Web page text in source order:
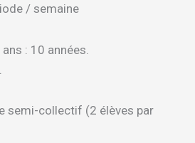
/ semaine
: 10 années.
semi-collectif (2 élèves par